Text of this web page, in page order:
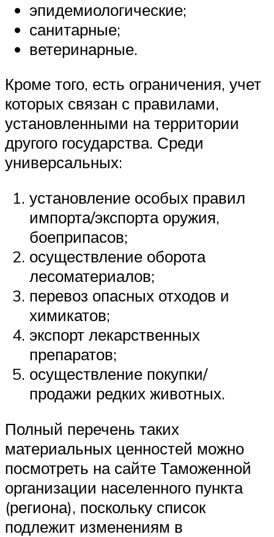
эпидемиологические;
санитарные;
ветеринарные.
Кроме того, есть ограничения, учет
которых связан с правилами,
установленными на территории
другого государства. Среди
универсальных:
установление особых правил
импорта/экспорта оружия,
боеприпасов;
осуществление оборота
лесоматериалов;
перевоз опасных отходов и
химикатов;
экспорт лекарственных
препаратов;
осуществление покупки/
продажи редких животных.
Полный перечень таких
материальных ценностей можно
посмотреть на сайте Таможенной
организации населенного пункта
(региона), поскольку список
подлежит изменениям в